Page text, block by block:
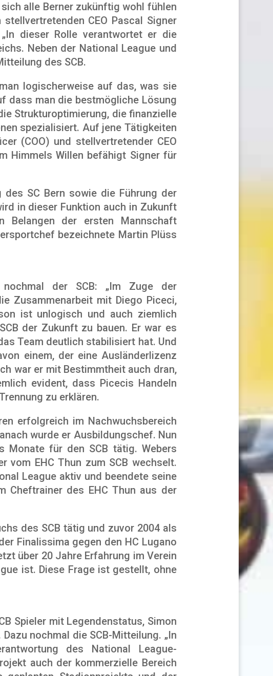
alle Berner zukünftig wohl fühlen
CEO Pascal Signer
dieser Rolle verantwortet er die
Neben der National League und
des SCB.
logischerweise auf das, was sie
dass man die bestmögliche Lösung
Strukturoptimierung, die finanzielle
spezialisiert. Auf jene Tätigkeiten
(COO) und stellvertretender CEO
Himmels Willen befähigt Signer für
SC Bern sowie die Führung der
in dieser Funktion auch in Zukunft
Belangen der ersten Mannschaft
bezeichnete Martin Plüss
der SCB: „Im Zuge der
Zusammenarbeit mit Diego Piceci,
ist unlogisch und auch ziemlich
der Zukunft zu bauen. Er war es
Team deutlich stabilisiert hat. Und
einem, der eine Ausländerlizenz
war er mit Bestimmtheit auch dran,
evident, dass Picecis Handeln
zu erklären.
erfolgreich im Nachwuchsbereich
wurde er Ausbildungschef. Nun
Monate für den SCB tätig. Webers
vom EHC Thun zum SCB wechselt.
League aktiv und beendete seine
Cheftrainer des EHC Thun aus der
des SCB tätig und zuvor 2004 als
Finalissima gegen den HC Lugano
über 20 Jahre Erfahrung im Verein
ist. Diese Frage ist gestellt, ohne
Spieler mit Legendenstatus, Simon
nochmal die SCB-Mitteilung. „In
des National League-
auch der kommerzielle Bereich